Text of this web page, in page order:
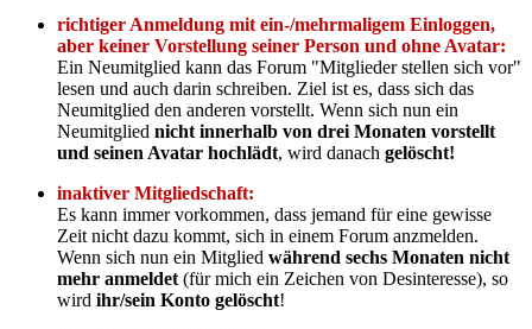
richtiger Anmeldung mit ein-/mehrmaligem Einloggen,
aber keiner Vorstellung seiner Person und ohne Avatar:
Ein Neumitglied kann das Forum "Mitglieder stellen sich vor"
lesen und auch darin schreiben. Ziel ist es, dass sich das
Neumitglied den anderen vorstellt. Wenn sich nun ein
Neumitglied nicht innerhalb von drei Monaten vorstellt
und seinen Avatar hochlädt, wird danach gelöscht!
inaktiver Mitgliedschaft:
Es kann immer vorkommen, dass jemand für eine gewisse
Zeit nicht dazu kommt, sich in einem Forum anzmelden.
Wenn sich nun ein Mitglied während sechs Monaten nicht
mehr anmeldet (für mich ein Zeichen von Desinteresse), so
wird ihr/sein Konto gelöscht!